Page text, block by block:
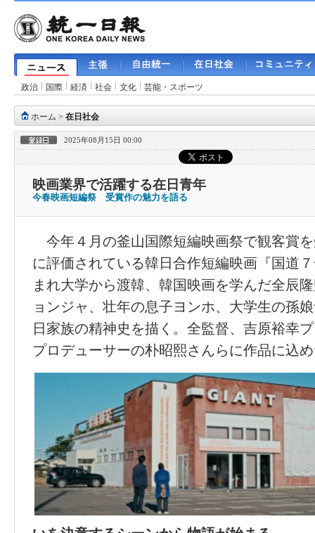
政治 国際 経済 社会 文化 芸能・スポーツ
ホーム > 在日社会
2025年08月15日 00:00
映画業界で活躍する在日青年
今春映画短編祭 受賞作の魅力を語る
今年４月の釜山国際短編映画祭で観客賞
に評価されている韓日合作短編映画『国道
まれ大学から渡韓、韓国映画を学んだ全辰
ョンジャ、壮年の息子ヨンホ、大学生の孫
日家族の精神史を描く。全監督、吉原裕幸
プロデューサーの朴昭熙さんらに作品に込